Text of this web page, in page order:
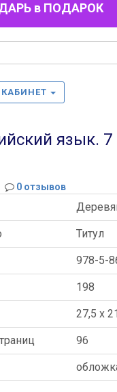
в ПОДАРОК
язык. 7
0 отзывов
Титул
978-5-
198
27,5 x
96